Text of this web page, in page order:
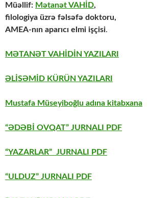
Müəllif: Mətanət VAHİD,
filologiya üzrə fəlsəfə doktoru,
AMEA-nın aparıcı elmi işçisi.
MƏTANƏT VAHİDİN YAZILARI
ƏLİSƏMİD KÜRÜN YAZILARI
Mustafa Müseyiboğlu adına kitabxana
“ƏDƏBİ OVQAT” JURNALI PDF
“YAZARLAR” JURNALI PDF
“ULDUZ” JURNALI PDF